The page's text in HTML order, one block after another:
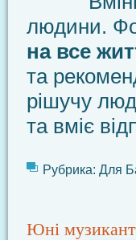
людини.
на все
та
рішучу
та вміє
Рубрика: Для
Юні